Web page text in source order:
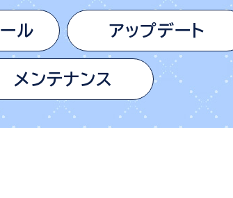
ル アップデート
メンテナンス